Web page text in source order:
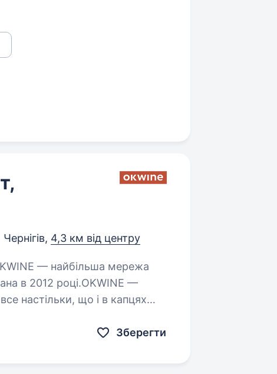
Чернігів, 4,3 км від центру
в 2012 році.OKWINE —
настільки, що і в капцях
Зберегти